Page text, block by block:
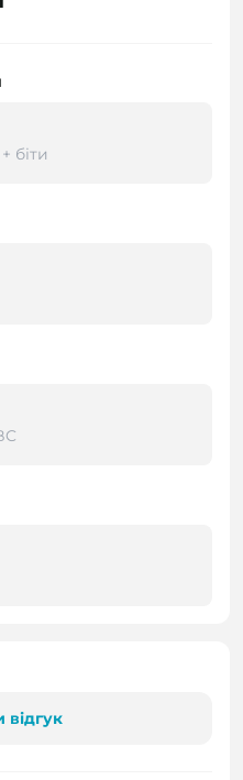
біти
відгук